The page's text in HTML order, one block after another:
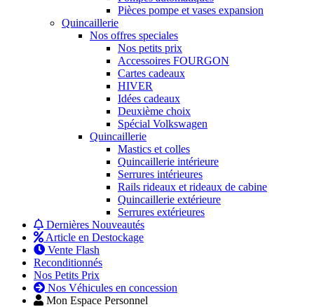
Pièces pompe et vases expansion
Quincaillerie
Nos offres speciales
Nos petits prix
Accessoires FOURGON
Cartes cadeaux
HIVER
Idées cadeaux
Deuxième choix
Spécial Volkswagen
Quincaillerie
Mastics et colles
Quincaillerie intérieure
Serrures intérieures
Rails rideaux et rideaux de cabine
Quincaillerie extérieure
Serrures extérieures
Dernières Nouveautés
Article en Destockage
Vente Flash
Reconditionnés
Nos Petits Prix
Nos Véhicules en concession
Mon Espace Personnel